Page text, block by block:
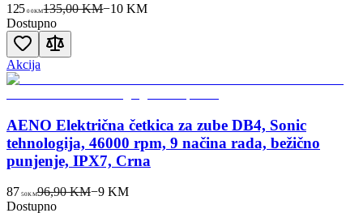
125 00KM135,00 KM−10 KM
Dostupno
Akcija
AENO Električna četkica za zube DB4, Sonic
tehnologija, 46000 rpm, 9 načina rada, bežično
punjenje, IPX7, Crna
87 50KM96,90 KM−9KM
Dostupno